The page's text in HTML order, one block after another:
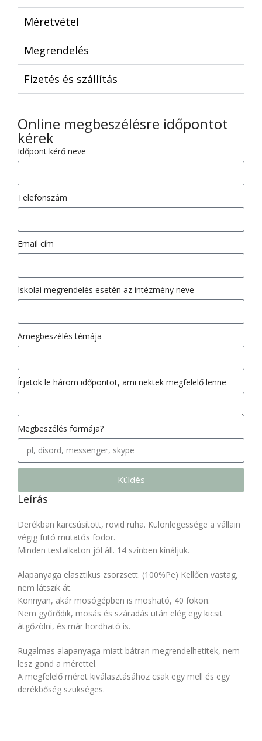
Méretvétel
Megrendelés
Fizetés és szállítás
Online megbeszélésre időpontot
kérek
Időpont kérő neve
Telefonszám
Email cím
Iskolai megrendelés esetén az intézmény neve
Amegbeszélés témája
Írjatok le három időpontot, ami nektek megfelelő lenne
Megbeszélés formája?
Küldés
Leírás
Derékban karcsúsított, rövid ruha. Különlegessége a vállain
végig futó mutatós fodor.
Minden testalkaton jól áll. 14 színben kínáljuk.
Alapanyaga elasztikus zsorzsett. (100%Pe) Kellően vastag,
nem látszik át.
Könnyan, akár mosógépben is mosható, 40 fokon.
Nem gyűrődik, mosás és száradás után elég egy kicsit
átgőzölni, és már hordható is.
Rugalmas alapanyaga miatt bátran megrendelhetitek, nem
lesz gond a mérettel.
A megfelelő méret kiválasztásához csak egy mell és egy
derékbőség szükséges.